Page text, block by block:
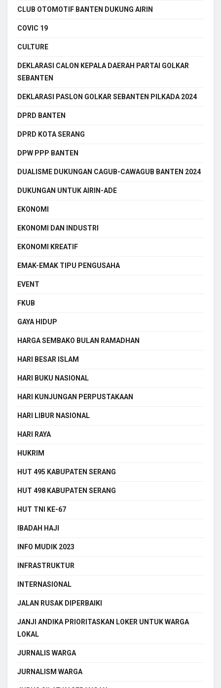
CLUB OTOMOTIF BANTEN DUKUNG AIRIN
COVIC 19
CULTURE
DEKLARASI CALON KEPALA DAERAH PARTAI GOLKAR
SEBANTEN
DEKLARASI PASLON GOLKAR SEBANTEN PILKADA 2024
DPRD BANTEN
DPRD KOTA SERANG
DPW PPP BANTEN
DUALISME DUKUNGAN CAGUB-CAWAGUB BANTEN 2024
DUKUNGAN UNTUK AIRIN-ADE
EKONOMI
EKONOMI DAN INDUSTRI
EKONOMI KREATIF
EMAK-EMAK TIPU PENGUSAHA
EVENT
FKUB
GAYA HIDUP
HARGA SEMBAKO BULAN RAMADHAN
HARI BESAR ISLAM
HARI BUKU NASIONAL
HARI KUNJUNGAN PERPUSTAKAAN
HARI LIBUR NASIONAL
HARI RAYA
HUKRIM
HUT 495 KABUPATEN SERANG
HUT 498 KABUPATEN SERANG
HUT TNI KE-67
IBADAH HAJI
INFO MUDIK 2023
INFRASTRUKTUR
INTERNASIONAL
JALAN RUSAK DIPERBAIKI
JANJI ANDIKA PRIORITASKAN LOKER UNTUK WARGA
LOKAL
JURNALIS WARGA
JURNALISM WARGA